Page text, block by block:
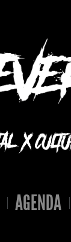
AGENDA